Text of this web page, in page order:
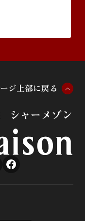
ージ 上部に戻る